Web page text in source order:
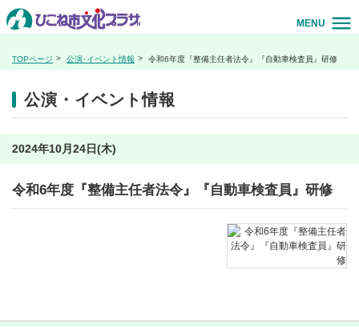
MENU
TOPページ 公演･イベント情報 令和6年度『整備主任者法令』『自動車検査員』研修
公演・イベント情報
2024年10月24日(木)
令和6年度『整備主任者法令』『自動車検査員』研修